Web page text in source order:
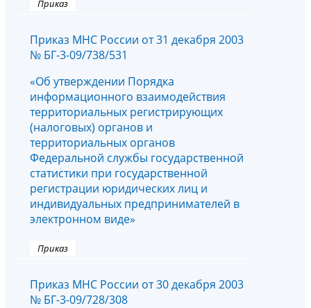
Приказ
Приказ МНС России от 31 декабря 2003
№ БГ-3-09/738/531
«Об утверждении Порядка
информационного взаимодействия
территориальных регистрирующих
(налоговых) органов и
территориальных органов
Федеральной службы государственной
статистики при государственной
регистрации юридических лиц и
индивидуальных предпринимателей в
электронном виде»
Приказ
Приказ МНС России от 30 декабря 2003
№ БГ-3-09/728/308